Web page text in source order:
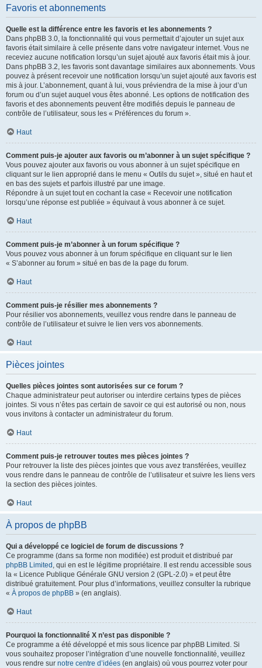
Favoris et abonnements
Quelle est la différence entre les favoris et les abonnements ?
Dans phpBB 3.0, la fonctionnalité qui vous permettait d’ajouter un sujet aux
favoris était similaire à celle présente dans votre navigateur internet. Vous ne
receviez aucune notification lorsqu’un sujet ajouté aux favoris était mis à jour.
Dans phpBB 3.2, les favoris sont davantage similaires aux abonnements. Vous
pouvez à présent recevoir une notification lorsqu’un sujet ajouté aux favoris est
mis à jour. L’abonnement, quant à lui, vous préviendra de la mise à jour d’un
forum ou d’un sujet auquel vous êtes abonné. Les options de notification des
favoris et des abonnements peuvent être modifiés depuis le panneau de
contrôle de l’utilisateur, sous les « Préférences du forum ».
Haut
Comment puis-je ajouter aux favoris ou m’abonner à un sujet spécifique ?
Vous pouvez ajouter aux favoris ou vous abonner à un sujet spécifique en
cliquant sur le lien approprié dans le menu « Outils du sujet », situé en haut et
en bas des sujets et parfois illustré par une image.
Répondre à un sujet tout en cochant la case « Recevoir une notification
lorsqu’une réponse est publiée » équivaut à vous abonner à ce sujet.
Haut
Comment puis-je m’abonner à un forum spécifique ?
Vous pouvez vous abonner à un forum spécifique en cliquant sur le lien
« S’abonner au forum » situé en bas de la page du forum.
Haut
Comment puis-je résilier mes abonnements ?
Pour résilier vos abonnements, veuillez vous rendre dans le panneau de
contrôle de l’utilisateur et suivre le lien vers vos abonnements.
Haut
Pièces jointes
Quelles pièces jointes sont autorisées sur ce forum ?
Chaque administrateur peut autoriser ou interdire certains types de pièces
jointes. Si vous n’êtes pas certain de savoir ce qui est autorisé ou non, nous
vous invitons à contacter un administrateur du forum.
Haut
Comment puis-je retrouver toutes mes pièces jointes ?
Pour retrouver la liste des pièces jointes que vous avez transférées, veuillez
vous rendre dans le panneau de contrôle de l’utilisateur et suivre les liens vers
la section des pièces jointes.
Haut
À propos de phpBB
Qui a développé ce logiciel de forum de discussions ?
Ce programme (dans sa forme non modifiée) est produit et distribué par
phpBB Limited , qui en est le légitime propriétaire. Il est rendu accessible sous
la « Licence Publique Générale GNU version 2 (GPL-2.0) » et peut être
distribué gratuitement. Pour plus d’informations, veuillez consulter la rubrique
« À propos de phpBB » (en anglais).
Haut
Pourquoi la fonctionnalité X n’est pas disponible ?
Ce programme a été développé et mis sous licence par phpBB Limited. Si
vous souhaitez proposer l’intégration d’une nouvelle fonctionnalité, veuillez
vous rendre sur notre centre d’idées (en anglais) où vous pourrez voter pour